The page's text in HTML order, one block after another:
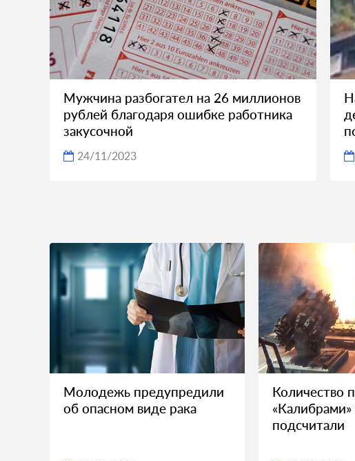
Мужчина разбогател на 26 миллионов
рублей благодаря ошибке работника
закусочной
24/11/2023
Молодежь предупредили
об опасном виде рака
Количество
подсчитали